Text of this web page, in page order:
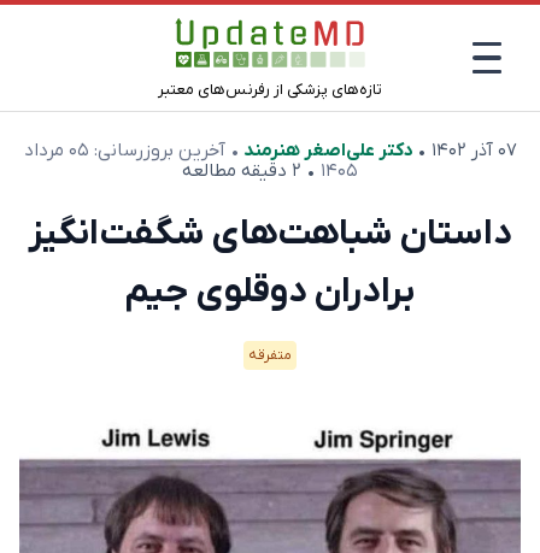
تازه‌های پزشکی از رفرنس‌های معتبر
۰۷ آذر ۱۴۰۲ •دکتر علی‌اصغر هنرمند • آخرین بروزرسانی:
۰۵ مرداد
۱۴۰۵ • ۲ دقیقه مطالعه
داستان شباهت‌های شگفت‌انگیز
برادران دوقلوی جیم
متفرقه